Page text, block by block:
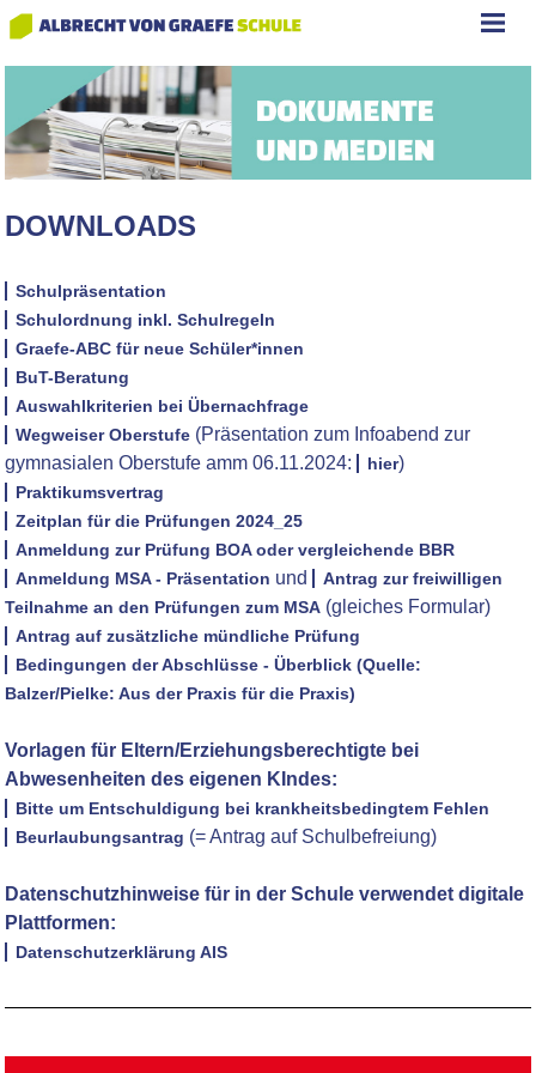
DOWNLOADS
Schulpräsentation
Schulordnung inkl. Schulregeln
Graefe-ABC für neue Schüler*innen
BuT-Beratung
Auswahlkriterien bei Übernachfrage
Wegweiser Oberstufe (Präsentation zum Infoabend zur
gymnasialen Oberstufe amm 06.11.2024:
hier)
Praktikumsvertrag
Zeitplan für die Prüfungen 2024_25
Anmeldung zur Prüfung BOA oder vergleichende BBR
Anmeldung MSA - Präsentation und
Antrag zur freiwilligen
Teilnahme an den Prüfungen zum MSA (gleiches Formular)
Antrag auf zusätzliche mündliche Prüfung
Bedingungen der Abschlüsse - Überblick (Quelle:
Balzer/Pielke: Aus der Praxis für die Praxis)
Vorlagen für Eltern/Erziehungsberechtigte bei
Abwesenheiten des eigenen KIndes:
Bitte um Entschuldigung bei krankheitsbedingtem Fehlen
Beurlaubungsantrag (= Antrag auf Schulbefreiung)
Datenschutzhinweise für in der Schule verwendet digitale
Plattformen:
Datenschutzerklärung AIS